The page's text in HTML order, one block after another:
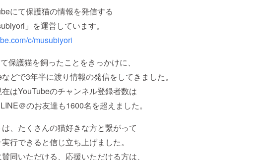
にて保護猫の情報を発信する
」を運営しています。
c/musubiyori
保護猫を飼ったことをきっかけに、
どで3年半に渡り情報の発信をしてきました。
はYouTubeのチャンネル登録者数は
＠のお友達も1600名を超えました。
、たくさんの猫好きな方と繋がって
行できると信じ立ち上げました。
同いただける、応援いただける方は、